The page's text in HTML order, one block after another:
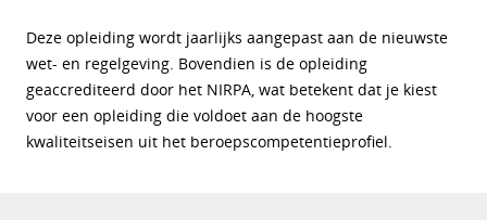
Deze opleiding wordt jaarlijks aangepast aan de nieuwste
wet- en regelgeving. Bovendien is de opleiding
geaccrediteerd door het NIRPA, wat betekent dat je kiest
voor een opleiding die voldoet aan de hoogste
kwaliteitseisen uit het beroepscompetentieprofiel.